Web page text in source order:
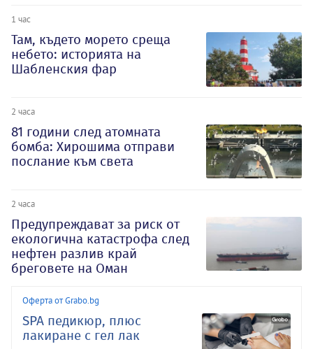
1 час
Там, където морето среща
небето: историята на
Шабленския фар
2 часа
81 години след атомната
бомба: Хирошима отправи
послание към света
2 часа
Предупреждават за риск от
екологична катастрофа след
нефтен разлив край
бреговете на Оман
Оферта от Grabo.bg
SPA педикюр, плюс
лакиране с гел лак